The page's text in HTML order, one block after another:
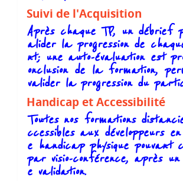
Suivi de l'Acquisition
Après chaque TP, un débrief
alider la progression de
nt; une auto-évaluation est
onclusion de la formation,
valider la progression du
Handicap et Accessibilité
Toutes nos formations
ccessibles aux développeurs
e handicap physique pouvant
par visio-conférence, après
e validation.